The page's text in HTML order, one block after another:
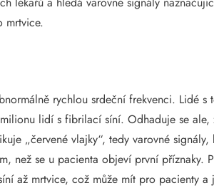
mrtvice.
rychlou srdeční frekvenci. Lidé s
lidí s fibrilací síní. Odhaduje se
„červené vlajky“, tedy varovné
než se u pacienta objeví první příznaky.
až mrtvice, což může mít pro pacienty